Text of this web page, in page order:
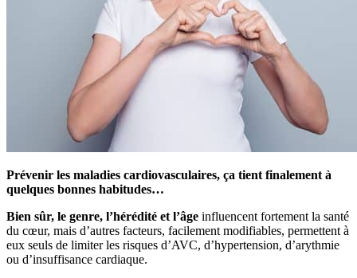
Prévenir les maladies cardiovasculaires, ça tient finalement à
quelques bonnes habitudes…
Bien sûr, le genre, l’hérédité et l’âge influencent fortement la santé
du cœur, mais d’autres facteurs, facilement modifiables, permettent à
eux seuls de limiter les risques d’AVC, d’hypertension, d’arythmie
ou d’insuffisance cardiaque.